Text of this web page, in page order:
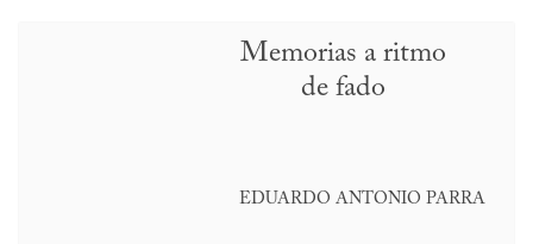
Memorias a ritmo
de fado
EDUARDO ANTONIO PARRA